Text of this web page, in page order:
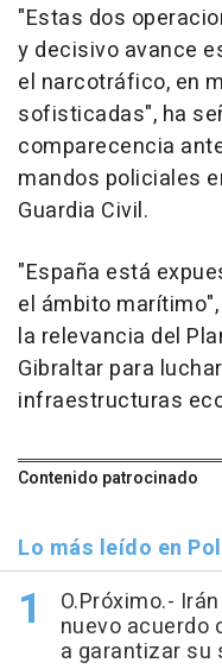
"Estas dos
y decisivo avance
el narcotráfico, en
sofisticadas", ha
comparecencia
mandos policiales
Guardia Civil.
"España está
el ámbito
la relevancia del
Gibraltar para
infraestructuras
Contenido patrocinado
Lo más leído en
O.Próximo.-
nuevo acuerdo
a garantizar su